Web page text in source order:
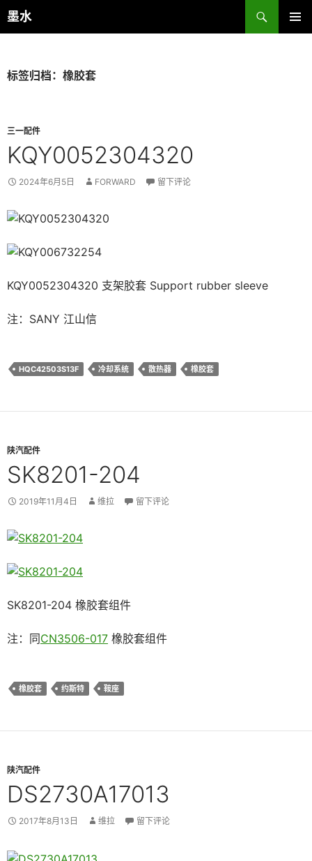
跳
至
墨水
搜
索
标签归档：橡胶套
三一配件
KQY0052304320
2024年6月5日 FORWARD 留下评论
KQY0052304320 支架胶套 Support rubber sleeve
注：SANY 江山信
HQC42503S13F 冷却系统 散热器 橡胶套
陕汽配件
SK8201-204
2019年11月4日 维拉 留下评论
SK8201-204 橡胶套组件
注：同CN3506-017 橡胶套组件
橡胶套 约斯特 鞍座
陕汽配件
DS2730A17013
2017年8月13日 维拉 留下评论